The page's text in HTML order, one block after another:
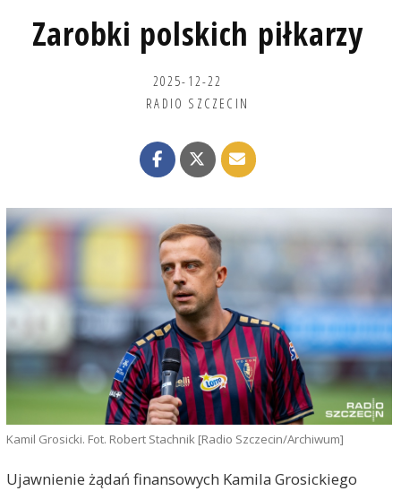
Zarobki polskich piłkarzy
2025-12-22
RADIO SZCZECIN
Kamil Grosicki. Fot. Robert Stachnik [Radio Szczecin/Archiwum]
Ujawnienie żądań finansowych Kamila Grosickiego